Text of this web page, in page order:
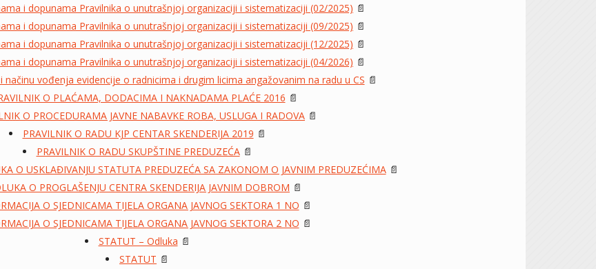
i dopunama Pravilnika o unutrašnjoj organizaciji i sistematizaciji (02/2025) 📄
i dopunama Pravilnika o unutrašnjoj organizaciji i sistematizaciji (09/2025) 📄
i dopunama Pravilnika o unutrašnjoj organizaciji i sistematizaciji (12/2025) 📄
i dopunama Pravilnika o unutrašnjoj organizaciji i sistematizaciji (04/2026) 📄
načinu vođenja evidencije o radnicima i drugim licima angažovanim na radu u CS 📄
O PLAĆAMA, DODACIMA I NAKNADAMA PLAĆE 2016 📄
O PROCEDURAMA JAVNE NABAVKE ROBA, USLUGA I RADOVA 📄
PRAVILNIK O RADU KJP CENTAR SKENDERIJA 2019 📄
PRAVILNIK O RADU SKUPŠTINE PREDUZEĆA📄
O USKLAĐIVANJU STATUTA PREDUZEĆA SA ZAKONOM O JAVNIM PREDUZEĆIMA📄
O PROGLAŠENJU CENTRA SKENDERIJA JAVNIM DOBROM 📄
O SJEDNICAMA TIJELA ORGANA JAVNOG SEKTORA 1 NO 📄
O SJEDNICAMA TIJELA ORGANA JAVNOG SEKTORA 2 NO 📄
STATUT – Odluka 📄
STATUT 📄